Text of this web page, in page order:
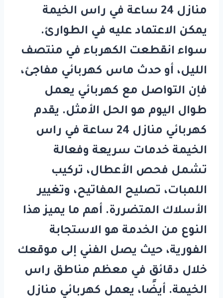
منازل 24 ساعة في راس الخيمة
يمكن الاعتماد عليه في الطوارئ.
سواء انقطعت الكهرباء في منتصف
الليل، أو حدث ماس كهربائي مفاجئ،
فإن التواصل مع كهربائي يعمل
طوال اليوم هو الحل الأمثل. يقدم
كهربائي منازل 24 ساعة في راس
الخيمة خدمات سريعة وفعالة
تشمل فحص الأعطال، تركيب
اللمبات، تصليح المفاتيح، وتغيير
الأسلاك المتضررة. أهم ما يميز هذا
النوع من الخدمة هو الاستجابة
الفورية، حيث يصل الفني إلى موقعك
خلال دقائق في معظم مناطق راس
الخيمة. أيضًا، يعمل كهربائي منازل